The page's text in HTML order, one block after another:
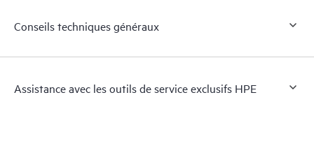
Conseils techniques généraux
Assistance avec les outils de service exclusifs HPE